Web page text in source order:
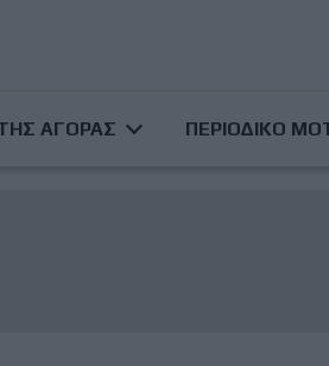
ΑΓΟΡΑΣ ΠΕΡΙΟΔΙΚΟ